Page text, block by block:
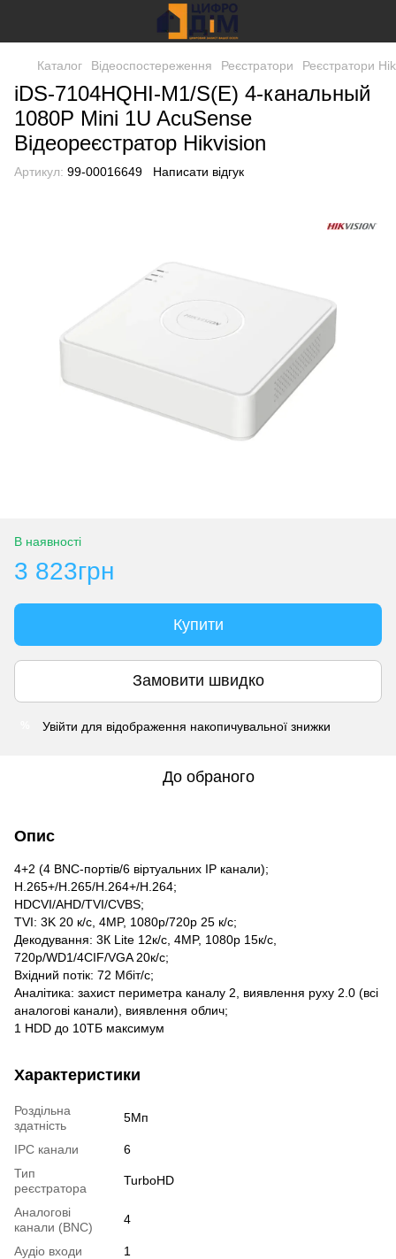
Каталог Відеоспостереження Реєстратори Реєстратори
iDS-7104HQHI-M1/S(E) 4-канальный
1080P Mini 1U AcuSense
Відеореєстратор Hikvision
Артикул: 99-00016649 Написати відгук
В наявності
3 823грн
Купити
Замовити швидко
Увійти для відображення накопичувальної знижки
До обраного
Опис
4+2 (4 BNC-портів/6 віртуальних IP канали);
H.265+/H.265/H.264+/H.264;
HDCVI/AHD/TVI/CVBS;
TVI: 3K 20 к/с, 4MP, 1080p/720p 25 к/с;
Декодування: 3К Lite 12к/с, 4MP, 1080p 15к/с,
720p/WD1/4CIF/VGA 20к/с;
Вхідний потік: 72 Мбіт/с;
Аналітика: захист периметра каналу 2, виявлення руху 2.0 (всі
аналогові канали), виявлення облич;
1 HDD до 10ТБ максимум
Характеристики
Роздільна
здатність
5Мп
IPC канали
6
Тип
реєстратора
TurboHD
Аналогові
канали (BNC)
4
Аудіо входи
1